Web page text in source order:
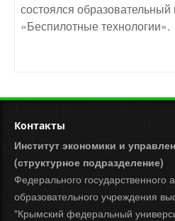
состоялся образовательный
«Беспилотные технологии».
Контакты
Институт экономики и
(структурное подразделение)
Федерального государственного
образовательного учреждения
"Крымский федеральный